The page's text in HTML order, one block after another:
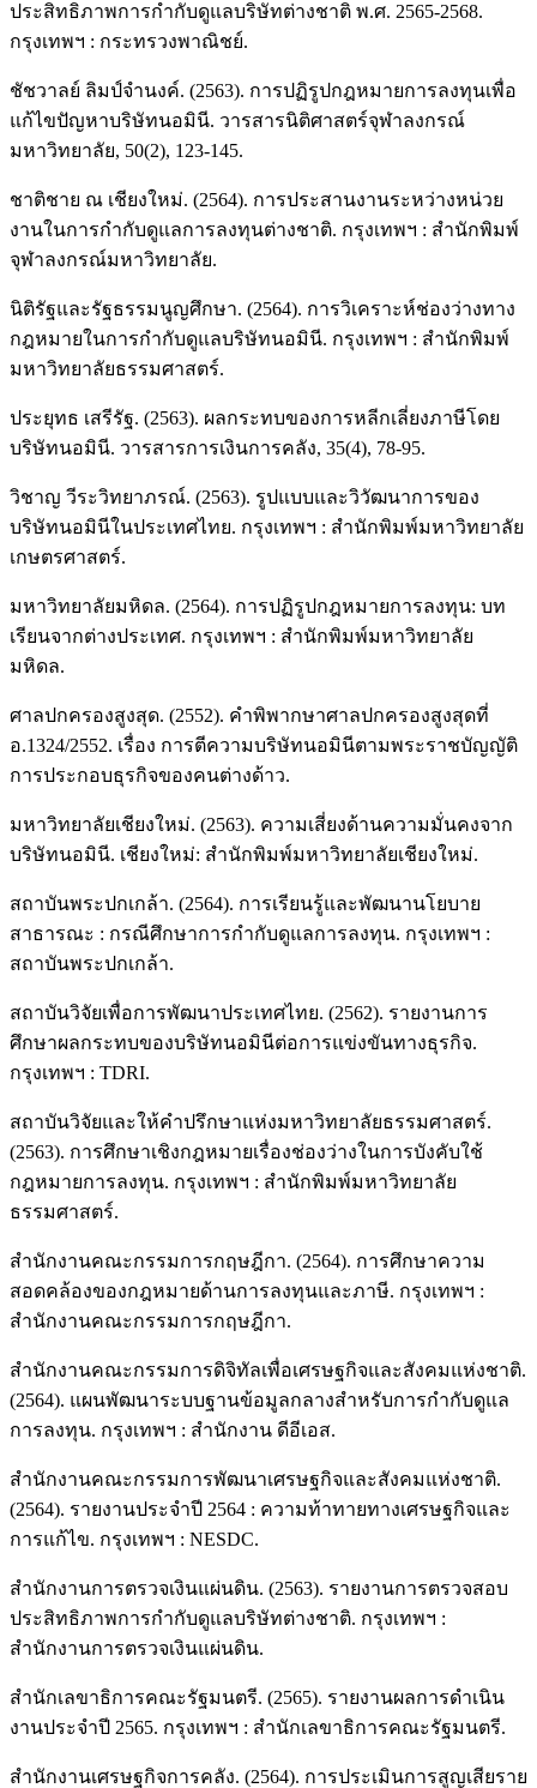
ประสิทธิภาพการกำกับดูแลบริษัทต่างชาติ พ.ศ. 2565-2568.
กรุงเทพฯ : กระทรวงพาณิชย์.
ชัชวาลย์ ลิมป์จำนงค์. (2563). การปฏิรูปกฎหมายการลงทุนเพื่อ
แก้ไขปัญหาบริษัทนอมินี. วารสารนิติศาสตร์จุฬาลงกรณ์
มหาวิทยาลัย, 50(2), 123-145.
ชาติชาย ณ เชียงใหม่. (2564). การประสานงานระหว่างหน่วย
งานในการกำกับดูแลการลงทุนต่างชาติ. กรุงเทพฯ : สำนักพิมพ์
จุฬาลงกรณ์มหาวิทยาลัย.
นิติรัฐและรัฐธรรมนูญศึกษา. (2564). การวิเคราะห์ช่องว่างทาง
กฎหมายในการกำกับดูแลบริษัทนอมินี. กรุงเทพฯ : สำนักพิมพ์
มหาวิทยาลัยธรรมศาสตร์.
ประยุทธ เสรีรัฐ. (2563). ผลกระทบของการหลีกเลี่ยงภาษีโดย
บริษัทนอมินี. วารสารการเงินการคลัง, 35(4), 78-95.
วิชาญ วีระวิทยาภรณ์. (2563). รูปแบบและวิวัฒนาการของ
บริษัทนอมินีในประเทศไทย. กรุงเทพฯ : สำนักพิมพ์มหาวิทยาลัย
เกษตรศาสตร์.
มหาวิทยาลัยมหิดล. (2564). การปฏิรูปกฎหมายการลงทุน: บท
เรียนจากต่างประเทศ. กรุงเทพฯ : สำนักพิมพ์มหาวิทยาลัย
มหิดล.
ศาลปกครองสูงสุด. (2552). คำพิพากษาศาลปกครองสูงสุดที่
อ.1324/2552. เรื่อง การตีความบริษัทนอมินีตามพระราชบัญญัติ
การประกอบธุรกิจของคนต่างด้าว.
มหาวิทยาลัยเชียงใหม่. (2563). ความเสี่ยงด้านความมั่นคงจาก
บริษัทนอมินี. เชียงใหม่: สำนักพิมพ์มหาวิทยาลัยเชียงใหม่.
สถาบันพระปกเกล้า. (2564). การเรียนรู้และพัฒนานโยบาย
สาธารณะ : กรณีศึกษาการกำกับดูแลการลงทุน. กรุงเทพฯ :
สถาบันพระปกเกล้า.
สถาบันวิจัยเพื่อการพัฒนาประเทศไทย. (2562). รายงานการ
ศึกษาผลกระทบของบริษัทนอมินีต่อการแข่งขันทางธุรกิจ.
กรุงเทพฯ : TDRI.
สถาบันวิจัยและให้คำปรึกษาแห่งมหาวิทยาลัยธรรมศาสตร์.
(2563). การศึกษาเชิงกฎหมายเรื่องช่องว่างในการบังคับใช้
กฎหมายการลงทุน. กรุงเทพฯ : สำนักพิมพ์มหาวิทยาลัย
ธรรมศาสตร์.
สำนักงานคณะกรรมการกฤษฎีกา. (2564). การศึกษาความ
สอดคล้องของกฎหมายด้านการลงทุนและภาษี. กรุงเทพฯ :
สำนักงานคณะกรรมการกฤษฎีกา.
สำนักงานคณะกรรมการดิจิทัลเพื่อเศรษฐกิจและสังคมแห่งชาติ.
(2564). แผนพัฒนาระบบฐานข้อมูลกลางสำหรับการกำกับดูแล
การลงทุน. กรุงเทพฯ : สำนักงาน ดีอีเอส.
สำนักงานคณะกรรมการพัฒนาเศรษฐกิจและสังคมแห่งชาติ.
(2564). รายงานประจำปี 2564 : ความท้าทายทางเศรษฐกิจและ
การแก้ไข. กรุงเทพฯ : NESDC.
สำนักงานการตรวจเงินแผ่นดิน. (2563). รายงานการตรวจสอบ
ประสิทธิภาพการกำกับดูแลบริษัทต่างชาติ. กรุงเทพฯ :
สำนักงานการตรวจเงินแผ่นดิน.
สำนักเลขาธิการคณะรัฐมนตรี. (2565). รายงานผลการดำเนิน
งานประจำปี 2565. กรุงเทพฯ : สำนักเลขาธิการคณะรัฐมนตรี.
สำนักงานเศรษฐกิจการคลัง. (2564). การประเมินการสูญเสียราย